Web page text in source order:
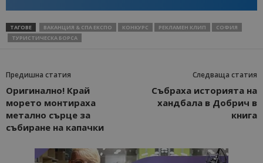
ТАГОВЕ ВАКАНЦИЯ & СПА ЕКСПО КОНКУРС РЕКЛАМЕН КЛИП
СОФИЯ
ТУРИСТИЧЕСКА БОРСА
Предишна статия
Оригинално! Край
морето монтираха
метално сърце за
събиране на капачки
Следваща статия
Събраха историята на
хандбала в Добрич в
книга